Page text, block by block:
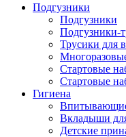
Подгузники
Подгузники
Подгузники-
Трусики для
Стартовые
Стартовые
Гигиена
Вкладыши
Детские